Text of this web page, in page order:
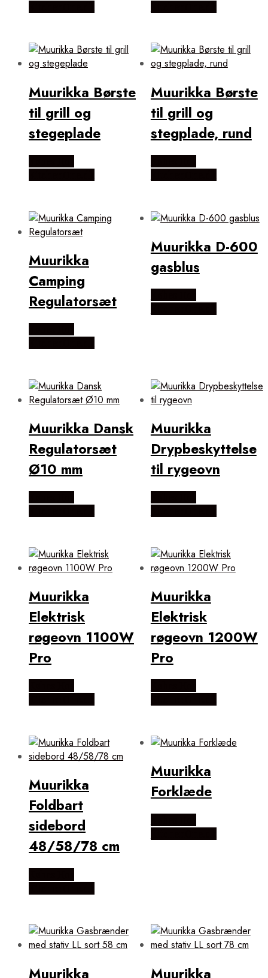
Muurikka Børste
til grill og
stegeplade
Muurikka Børste
til grill og
stegplade, rund
Muurikka
Camping
Regulatorsæt
Muurikka D-600
gasblus
Muurikka Dansk
Regulatorsæt
Ø10 mm
Muurikka
Drypbeskyttelse
til rygeovn
Muurikka
Elektrisk
røgeovn 1100W
Pro
Muurikka
Elektrisk
røgeovn 1200W
Pro
Muurikka
Foldbart
sidebord
48/58/78 cm
Muurikka
Forklæde
Muurikka Muurikka